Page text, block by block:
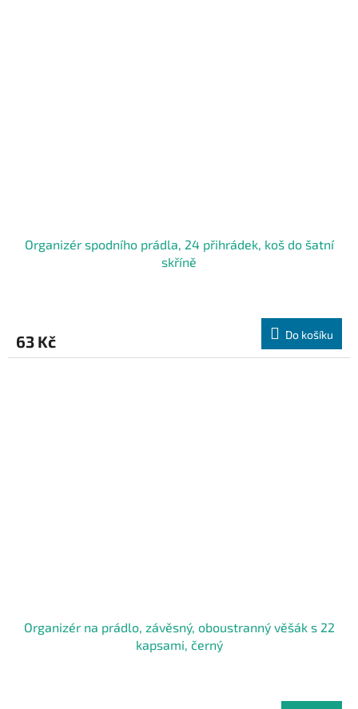
Organizér spodního prádla, 24 přihrádek, koš do šatní
skříně
63 Kč Do košíku
Organizér na prádlo, závěsný, oboustranný věšák s 22
kapsami, černý